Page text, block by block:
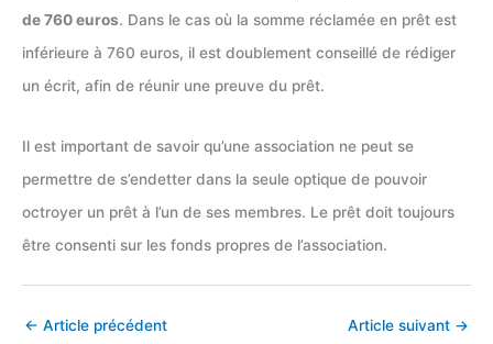
de 760 euros. Dans le cas où la somme réclamée en prêt est
inférieure à 760 euros, il est doublement conseillé de rédiger
un écrit, afin de réunir une preuve du prêt.
Il est important de savoir qu’une association ne peut se
permettre de s’endetter dans la seule optique de pouvoir
octroyer un prêt à l’un de ses membres. Le prêt doit toujours
être consenti sur les fonds propres de l’association.
← Article précédent Article suivant →